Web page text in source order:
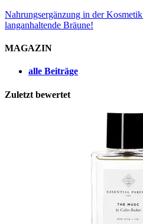
Nahrungsergänzung in der Kosmetik
langanhaltende Bräune!
MAGAZIN
alle Beiträge
Zuletzt bewertet